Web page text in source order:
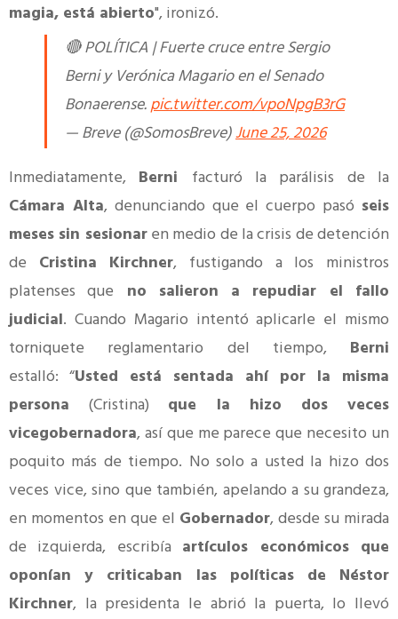
magia, está abierto", ironizó.
🔴 POLÍTICA | Fuerte cruce entre Sergio
Berni y Verónica Magario en el Senado
Bonaerense.pic.twitter.com/vpoNpgB3rG
— Breve (@SomosBreve)June 25, 2026
Inmediatamente, Berni facturó la parálisis de la
Cámara Alta, denunciando que el cuerpo pasó seis
meses sin sesionaren medio de la crisis de detención
de Cristina Kirchner, fustigando a los ministros
platenses que no salieron a repudiar el fallo
judicial. Cuando Magario intentó aplicarle el mismo
torniquete reglamentario del tiempo, Berni
estalló: “Usted está sentada ahí por la misma
persona (Cristina) que la hizo dos veces
vicegobernadora, así que me parece que necesito un
poquito más de tiempo. No solo a usted la hizo dos
veces vice, sino que también, apelando a su grandeza,
en momentos en que el Gobernador, desde su mirada
de izquierda, escribía artículos económicos que
oponían y criticaban las políticas de Néstor
Kirchner, la presidenta le abrió la puerta, lo llevó